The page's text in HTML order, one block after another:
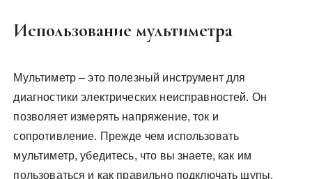
Использование мультиметра
Мультиметр – это полезный инструмент для
диагностики электрических неисправностей. Он
позволяет измерять напряжение, ток и
сопротивление. Прежде чем использовать
мультиметр, убедитесь, что вы знаете, как им
пользоваться и как правильно подключать щупы.